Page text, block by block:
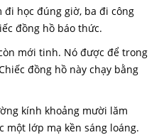
học đúng giờ, ba đi công
đồng hồ báo thức.
mới tinh. Nó được để trong
đồng hồ này chạy bằng
kính khoảng mười lăm
một lớp mạ kền sáng loáng.